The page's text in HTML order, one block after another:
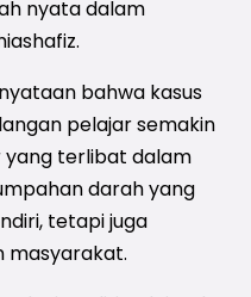
nyata dalam
bahwa kasus
pelajar semakin
yang terlibat dalam
darah yang
tetapi juga
masyarakat.